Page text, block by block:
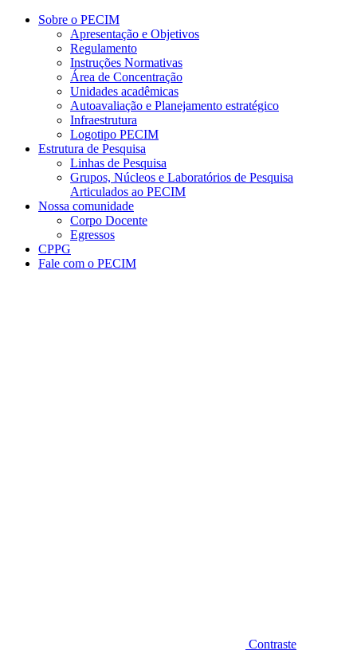
Conteúdo principal Menu principal
Sobre o PECIM
Apresentação e Objetivos
Regulamento
Instruções Normativas
Área de Concentração
Unidades acadêmicas
Autoavaliação e Planejamento estratégico
Infraestrutura
Logotipo PECIM
Estrutura de Pesquisa
Linhas de Pesquisa
Grupos, Núcleos e Laboratórios de Pesquisa
Articulados ao PECIM
Nossa comunidade
Corpo Docente
Egressos
CPPG
Fale com o PECIM
Contraste